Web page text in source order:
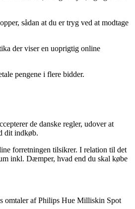
sådan at du er tryg ved at modtage
der viser en uoprigtig online
pengene i flere bidder.
de danske regler, udover at
dit indkøb.
forretningen tilsikrer. I relation til det
inkl. Dæmper, hvad end du skal købe
omtaler af Philips Hue Milliskin Spot